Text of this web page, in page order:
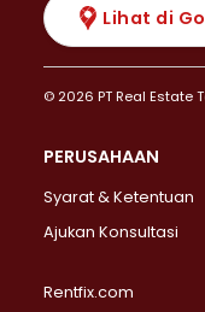
Lihat di
© 2026 PT Real Estate
PERUSAHAAN
Syarat & Ketentuan
Ajukan Konsultasi
Rentfix.com